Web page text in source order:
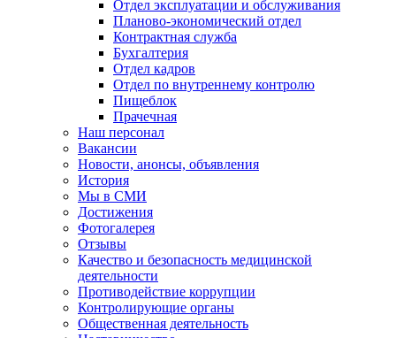
Отдел эксплуатации и обслуживания
Планово-экономический отдел
Контрактная служба
Бухгалтерия
Отдел кадров
Отдел по внутреннему контролю
Пищеблок
Прачечная
Наш персонал
Вакансии
Новости, анонсы, объявления
История
Мы в СМИ
Достижения
Фотогалерея
Отзывы
Качество и безопасность медицинской
деятельности
Противодействие коррупции
Контролирующие органы
Общественная деятельность